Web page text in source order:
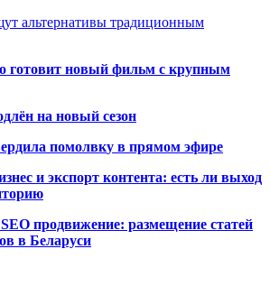
альтернативы традиционным
готовит новый фильм с крупным
на новый сезон
помолвку в прямом эфире
и экспорт контента: есть ли выход
продвижение: размещение статей
в Беларуси